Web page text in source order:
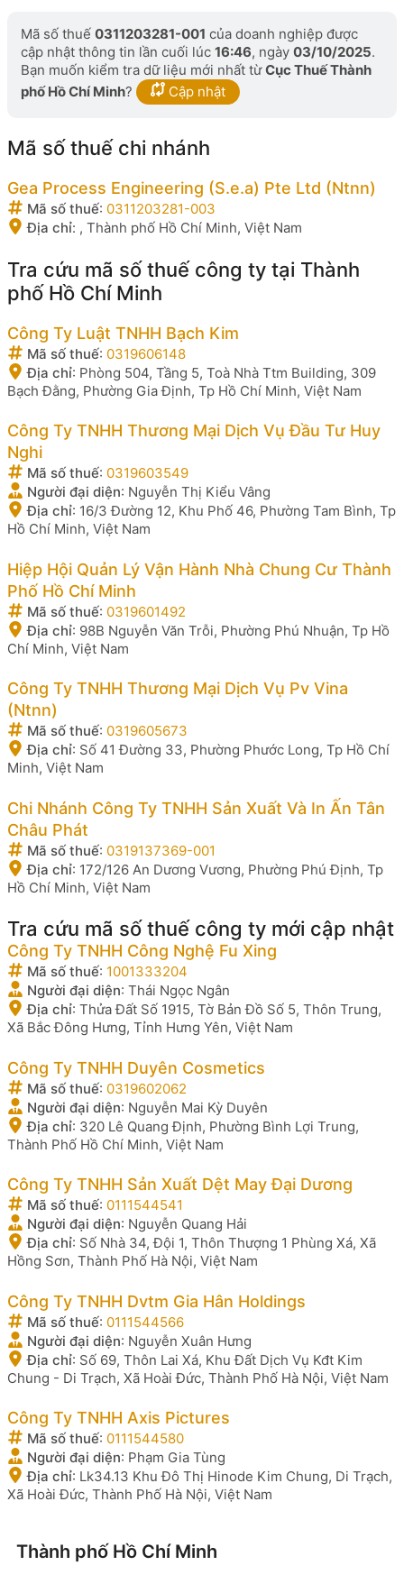
Mã số thuế 0311203281-001 của doanh nghiệp được
cập nhật thông tin lần cuối lúc 16:46, ngày 03/10/2025.
Bạn muốn kiểm tra dữ liệu mới nhất từCục Thuế Thành
phố Hồ Chí Minh? Cập nhật
Mã số thuế chi nhánh
Gea Process Engineering (S.e.a) Pte Ltd (Ntnn)
Mã số thuế: 0311203281-003
Địa chỉ: , Thành phố Hồ Chí Minh, Việt Nam
Tra cứu mã số thuế công ty tại Thành
phố Hồ Chí Minh
Công Ty Luật TNHH Bạch Kim
Mã số thuế: 0319606148
Địa chỉ: Phòng 504, Tầng 5, Toà Nhà Ttm Building, 309
Bạch Đằng, Phường Gia Định, Tp Hồ Chí Minh, Việt Nam
Công Ty TNHH Thương Mại Dịch Vụ Đầu Tư Huy
Nghi
Mã số thuế: 0319603549
Người đại diện: Nguyễn Thị Kiểu Vâng
Địa chỉ: 16/3 Đường 12, Khu Phố 46, Phường Tam Bình, Tp
Hồ Chí Minh, Việt Nam
Hiệp Hội Quản Lý Vận Hành Nhà Chung Cư Thành
Phố Hồ Chí Minh
Mã số thuế: 0319601492
Địa chỉ: 98B Nguyễn Văn Trỗi, Phường Phú Nhuận, Tp Hồ
Chí Minh, Việt Nam
Công Ty TNHH Thương Mại Dịch Vụ Pv Vina
(Ntnn)
Mã số thuế: 0319605673
Địa chỉ: Số 41 Đường 33, Phường Phước Long, Tp Hồ Chí
Minh, Việt Nam
Chi Nhánh Công Ty TNHH Sản Xuất Và In Ấn Tân
Châu Phát
Mã số thuế: 0319137369-001
Địa chỉ: 172/126 An Dương Vương, Phường Phú Định, Tp
Hồ Chí Minh, Việt Nam
Tra cứu mã số thuế công ty mới cập nhật
Công Ty TNHH Công Nghệ Fu Xing
Mã số thuế: 1001333204
Người đại diện: Thái Ngọc Ngân
Địa chỉ: Thửa Đất Số 1915, Tờ Bản Đồ Số 5, Thôn Trung,
Xã Bắc Đông Hưng, Tỉnh Hưng Yên, Việt Nam
Công Ty TNHH Duyên Cosmetics
Mã số thuế: 0319602062
Người đại diện: Nguyễn Mai Kỳ Duyên
Địa chỉ: 320 Lê Quang Định, Phường Bình Lợi Trung,
Thành Phố Hồ Chí Minh, Việt Nam
Công Ty TNHH Sản Xuất Dệt May Đại Dương
Mã số thuế: 0111544541
Người đại diện: Nguyễn Quang Hải
Địa chỉ: Số Nhà 34, Đội 1, Thôn Thượng 1 Phùng Xá, Xã
Hồng Sơn, Thành Phố Hà Nội, Việt Nam
Công Ty TNHH Dvtm Gia Hân Holdings
Mã số thuế: 0111544566
Người đại diện: Nguyễn Xuân Hưng
Địa chỉ: Số 69, Thôn Lai Xá, Khu Đất Dịch Vụ Kđt Kim
Chung - Di Trạch, Xã Hoài Đức, Thành Phố Hà Nội, Việt Nam
Công Ty TNHH Axis Pictures
Mã số thuế: 0111544580
Người đại diện: Phạm Gia Tùng
Địa chỉ: Lk34.13 Khu Đô Thị Hinode Kim Chung, Di Trạch,
Xã Hoài Đức, Thành Phố Hà Nội, Việt Nam
Thành phố Hồ Chí Minh